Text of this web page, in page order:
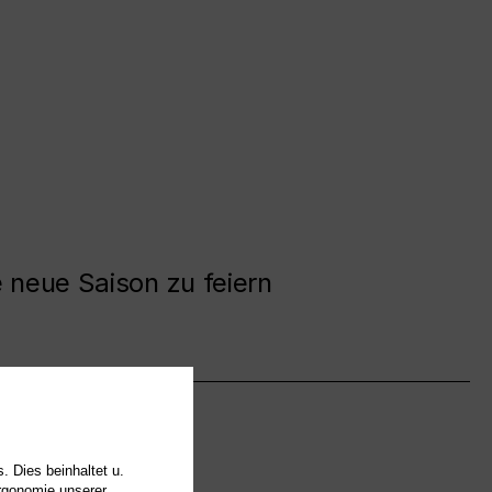
Saison zu feiern
Dies beinhaltet u.